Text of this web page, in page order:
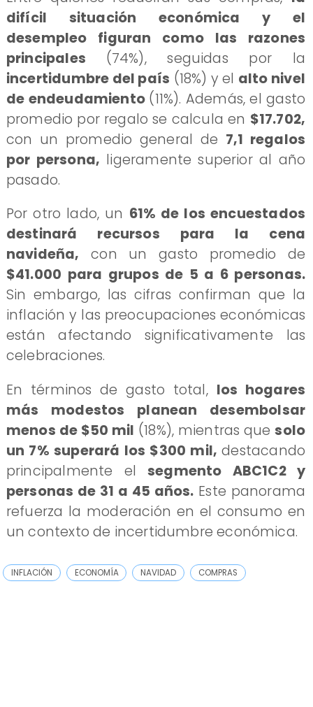
difícil situación económica y el
desempleo figuran como las razones
principales (74%), seguidas por la
incertidumbre del país (18%) y el alto nivel
de endeudamiento (11%). Además, el gasto
promedio por regalo se calcula en $17.702,
con un promedio general de 7,1 regalos
por persona, ligeramente superior al año
pasado.
Por otro lado, un 61% de los encuestados
destinará recursos para la cena
navideña, con un gasto promedio de
$41.000 para grupos de 5 a 6 personas.
Sin embargo, las cifras confirman que la
inflación y las preocupaciones económicas
están afectando significativamente las
celebraciones.
En términos de gasto total, los hogares
más modestos planean desembolsar
menos de $50 mil (18%), mientras quesolo
un 7% superará los $300 mil,destacando
principalmente elsegmento ABC1C2 y
personas de 31 a 45 años. Este panorama
refuerza la moderación en el consumo en
un contexto de incertidumbre económica.
INFLACIÓN ECONOMÍA NAVIDAD COMPRAS